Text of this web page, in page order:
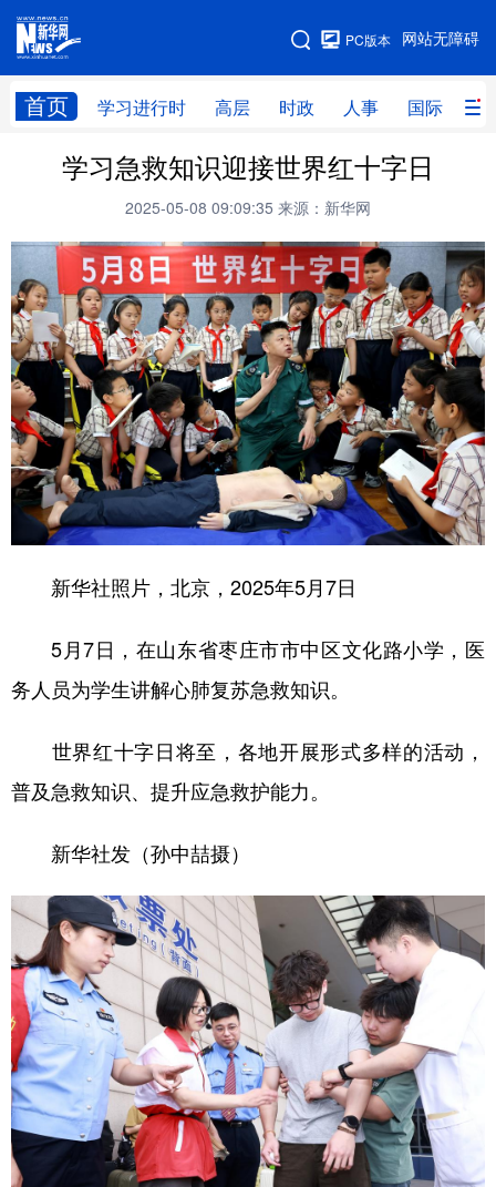
网站无障碍
PC版本
首页 学习进行时 高层 时政 人事 国际 财
网站地图
学习进行时 高层 时政 人事
财经 网评
台湾 思客智库 全球连线
科技 科创 量子 体育
文化 书画 健康 军事
访谈 视频 图片 政务
法律 中央文件 金融 汽车
食品 人居 信息化 数字经济
学术中国 银龄 溯源中国
城市 旅游 能源
公益 一带一路 亚太网
地方频道
北京 天津
辽宁 吉林 上海 江苏
浙江 安徽 福建 江西
山东 河南 湖北 湖南
广东 广西 重庆
四川 贵州 云南 西藏
陕西 甘肃 青海 宁夏
内蒙古
学习急救知识迎接世界红十字日
2025-05-08 09:09:35 来源：新华网
新华社照片，北京，2025年5月7日
5月7日，在山东省枣庄市市中区文化路小学，医
务人员为学生讲解心肺复苏急救知识。
世界红十字日将至，各地开展形式多样的活动，
普及急救知识、提升应急救护能力。
新华社发（孙中喆摄）